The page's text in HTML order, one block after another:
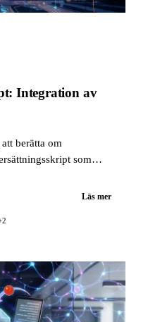
Integration av
berätta om
som
Läs mer